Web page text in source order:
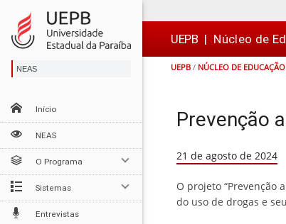
para
conteúdo
para
menu
para
busca
para
rodapé
 UEPB | Núcleo de
UEPB / NÚCLEO DE
NEAS
Início
NEAS
O Programa
Sistemas
Entrevistas
Prevenção
21 de agosto de 2024
O projeto “Prevenção
do uso de drogas e